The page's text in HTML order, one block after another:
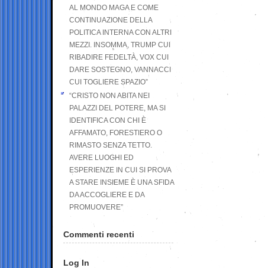
AL MONDO MAGA E COME
CONTINUAZIONE DELLA
POLITICA INTERNA CON ALTRI
MEZZI. INSOMMA, TRUMP CUI
RIBADIRE FEDELTÀ, VOX CUI
DARE SOSTEGNO, VANNACCI
CUI TOGLIERE SPAZIO”
“CRISTO NON ABITA NEI
PALAZZI DEL POTERE, MA SI
IDENTIFICA CON CHI È
AFFAMATO, FORESTIERO O
RIMASTO SENZA TETTO.
AVERE LUOGHI ED
ESPERIENZE IN CUI SI PROVA
A STARE INSIEME È UNA SFIDA
DA ACCOGLIERE E DA
PROMUOVERE”
Commenti recenti
Log In